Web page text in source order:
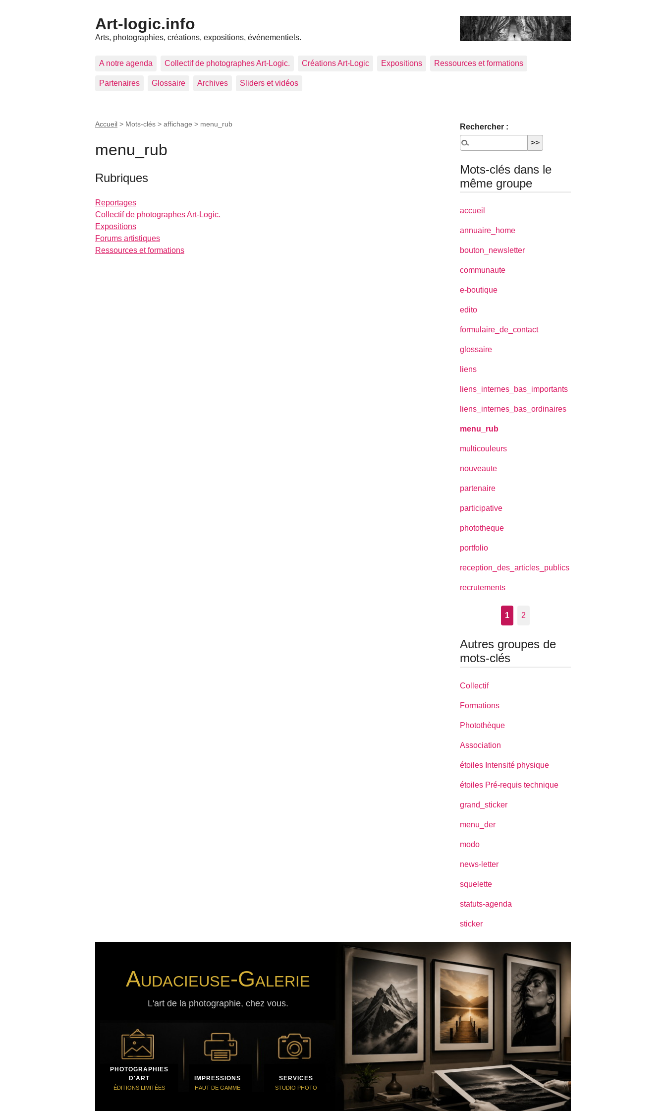
Art-logic.info
Arts, photographies, créations, expositions, événementiels.
A notre agenda Collectif de photographes Art-Logic. Créations Art-Logic Expositions Ressources et formations
Partenaires Glossaire Archives Sliders et vidéos
Accueil > Mots-clés > affichage > menu_rub
menu_rub
Rubriques
Reportages
Collectif de photographes Art-Logic.
Expositions
Forums artistiques
Ressources et formations
Rechercher :
Mots-clés dans le
même groupe
accueil
annuaire_home
bouton_newsletter
communaute
e-boutique
edito
formulaire_de_contact
glossaire
liens
liens_internes_bas_importants
liens_internes_bas_ordinaires
menu_rub
multicouleurs
nouveaute
partenaire
participative
phototheque
portfolio
reception_des_articles_publics
recrutements
1 2
Autres groupes de
mots-clés
Collectif
Formations
Photothèque
Association
étoiles Intensité physique
étoiles Pré-requis technique
grand_sticker
menu_der
modo
news-letter
squelette
statuts-agenda
sticker
Audacieuse-Galerie
L'art de la photographie, chez vous.
PHOTOGRAPHIES
D'ART
ÉDITIONS LIMITÉES
IMPRESSIONS
HAUT DE GAMME
SERVICES
STUDIO PHOTO